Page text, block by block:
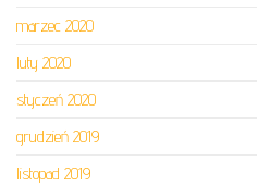
marzec 2020
luty 2020
styczeń 2020
grudzień 2019
listopad 2019